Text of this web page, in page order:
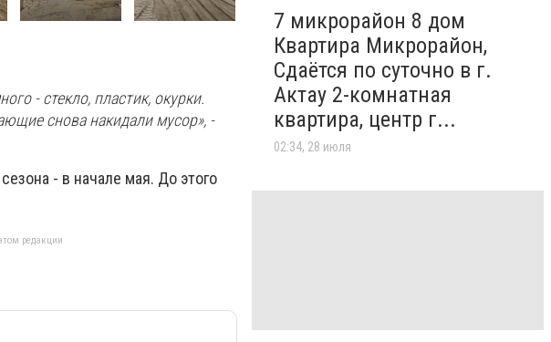
- стекло, пластик, окурки.
снова накидали мусор», -
- в начале мая. До этого
редакции
7 микрорайон 8 дом
Квартира Микрорайон,
Сдаётся по суточно в г.
Актау 2-комнатная
квартира, центр г...
02:34, 28 июля